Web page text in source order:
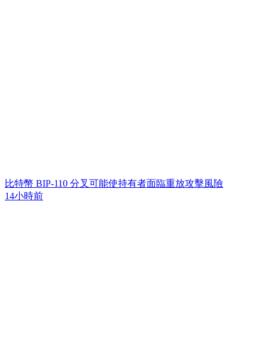
比特幣 BIP-110 分叉可能使持有者面臨重放攻擊風險
14小時前